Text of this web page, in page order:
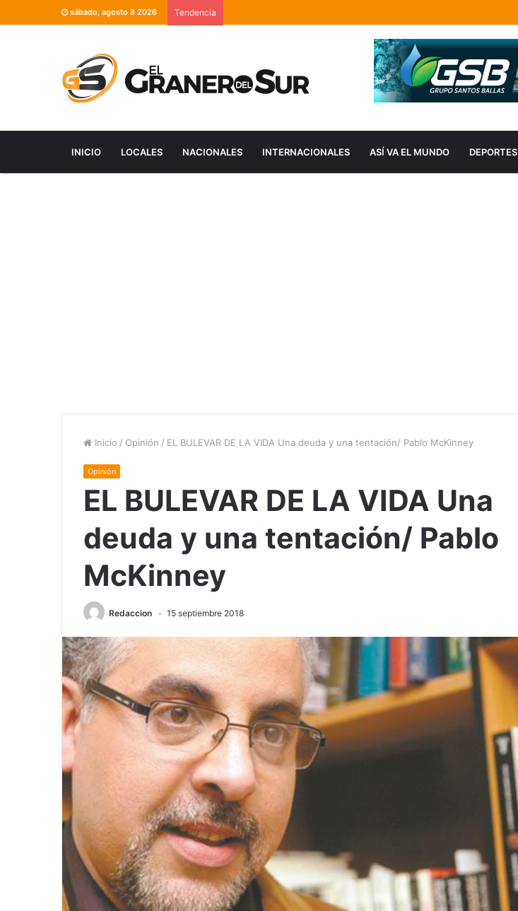
sábado, agosto 8 2026 Tendencia
INICIO LOCALES NACIONALES INTERNACIONALES ASÍ VA EL MUNDO DEPORTES
Inicio / Opinión / EL BULEVAR DE LA VIDA Una deuda y una tentación/ Pablo McKinney
Opinión
EL BULEVAR DE LA VIDA Una
deuda y una tentación/ Pablo
McKinney
Redaccion 15 septiembre 2018